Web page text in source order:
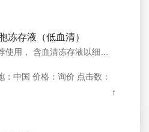
冻存液（低血清）
：中国 价格：询价 点击数：
↑